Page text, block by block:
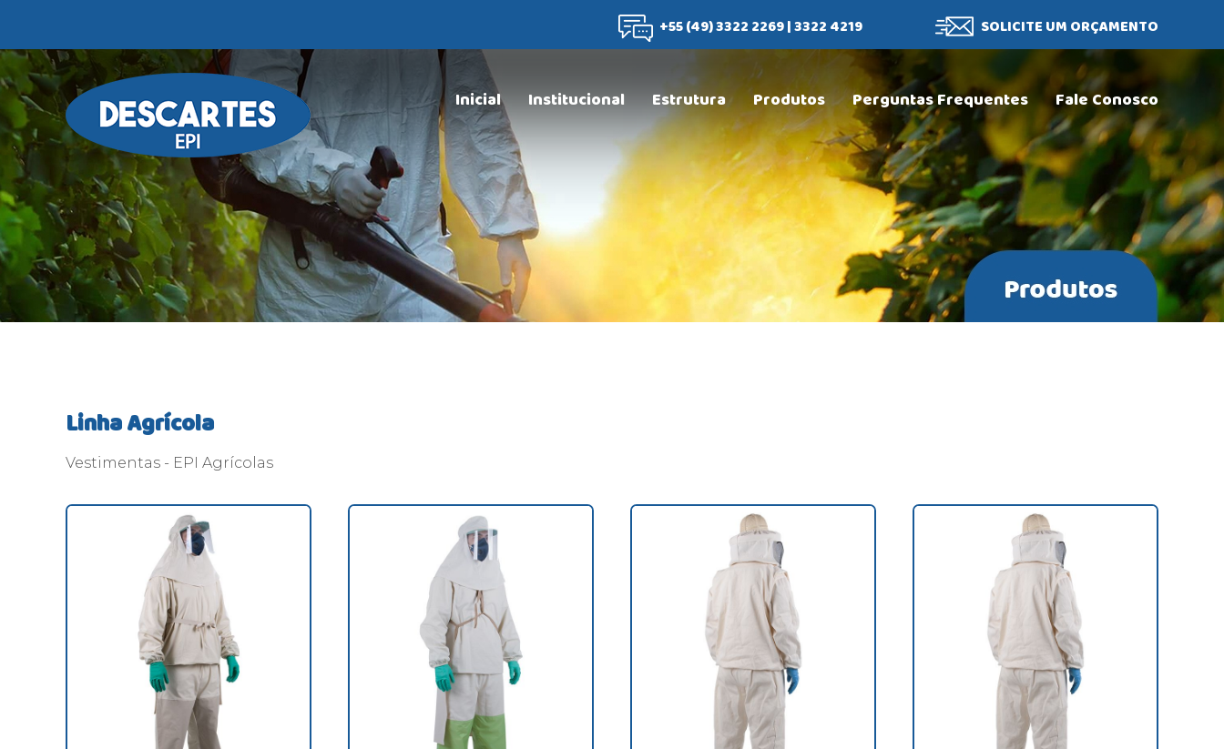
+55 (49) 3322 2269 | 3322 4219 SOLICITE UM ORÇAMENTO
Inicial Institucional Estrutura Produtos Perguntas Frequentes Fale Conosco
Linha Agrícola
Vestimentas - EPI Agrícolas